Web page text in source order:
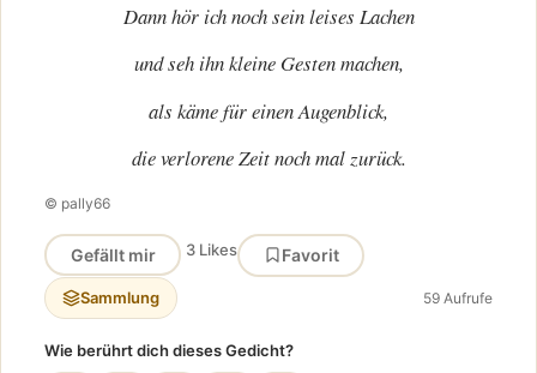
Dann hör ich noch sein leises Lachen
und seh ihn kleine Gesten machen,
als käme für einen Augenblick,
die verlorene Zeit noch mal zurück.
© pally66
Gefällt mir 3 Likes Favorit
Sammlung 59 Aufrufe
Wie berührt dich dieses Gedicht?